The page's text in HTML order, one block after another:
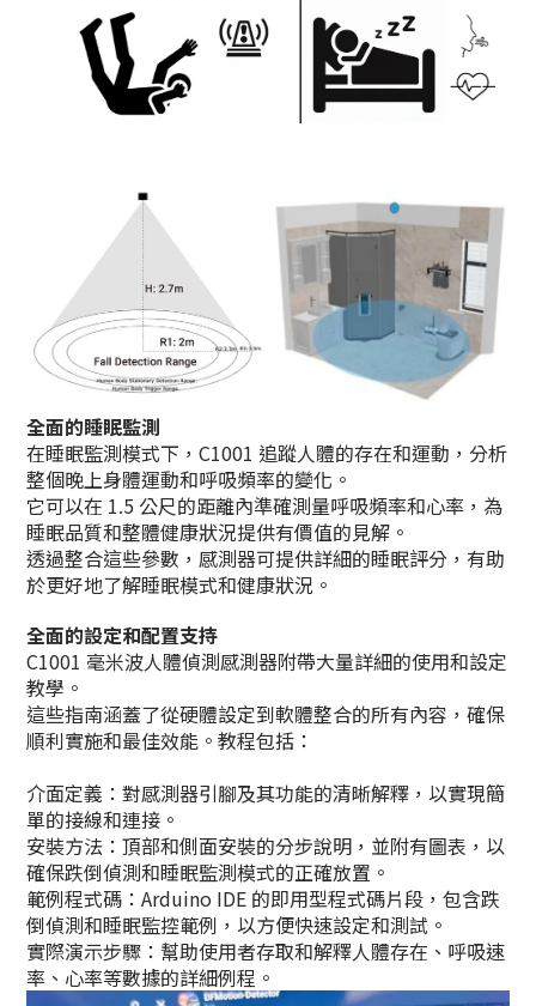
全面的睡眠監測
在睡眠監測模式下，C1001 追蹤人體的存在和運動，分析
整個晚上身體運動和呼吸頻率的變化。
它可以在 1.5 公尺的距離內準確測量呼吸頻率和心率，為
睡眠品質和整體健康狀況提供有價值的見解。
透過整合這些參數，感測器可提供詳細的睡眠評分，有助
於更好地了解睡眠模式和健康狀況。
全面的設定和配置支持
C1001 毫米波人體偵測感測器附帶大量詳細的使用和設定
教學。
這些指南涵蓋了從硬體設定到軟體整合的所有內容，確保
順利實施和最佳效能。教程包括：
介面定義：對感測器引腳及其功能的清晰解釋，以實現簡
單的接線和連接。
安裝方法：頂部和側面安裝的分步說明，並附有圖表，以
確保跌倒偵測和睡眠監測模式的正確放置。
範例程式碼：Arduino IDE 的即用型程式碼片段，包含跌
倒偵測和睡眠監控範例，以方便快速設定和測試。
實際演示步驟：幫助使用者存取和解釋人體存在、呼吸速
率、心率等數據的詳細例程。